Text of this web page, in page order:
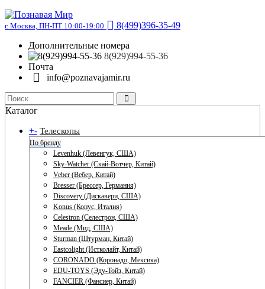
г. Москва, ПН-ПТ 10:00-19:00
8(499)396-35-49
Дополнительные номера
8(929)994-55-36
Почта
info@poznavajamir.ru
Каталог
+- Телескопы
По бренду
Levenhuk (Левенгук, США)
Sky-Watcher (Скай-Вотчер, Китай)
Veber (Вебер, Китай)
Bresser (Брессер, Германия)
Discovery (Дискавери, США)
Konus (Конус, Италия)
Celestron (Селестрон, США)
Meade (Мид, США)
Sturman (Штурман, Китай)
Eastcolight (Истколайт, Китай)
CORONADO (Коронадо, Мексика)
EDU-TOYS (Эду-Тойз, Китай)
FANCIER (Фансиер, Китай)